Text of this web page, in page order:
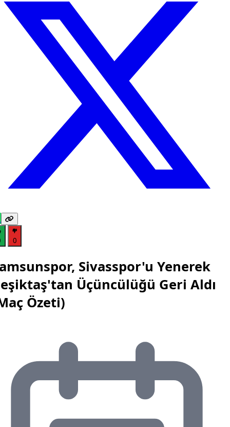
0
Sivasspor'u Yenerek
Üçüncülüğü Geri Aldı
Özeti)